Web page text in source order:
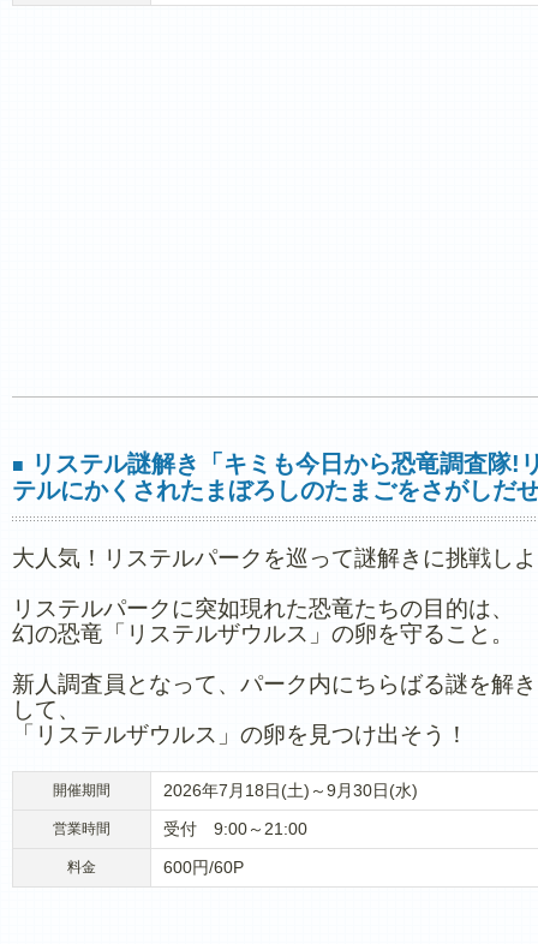
■
リステル謎解き「キミも今日から恐竜調査隊!
テルにかくされたまぼろしのたまごをさがしだ
大人気！リステルパークを巡って謎解きに挑戦し
リステルパークに突如現れた恐竜たちの目的は、
幻の恐竜「リステルザウルス」の卵を守ること。
新人調査員となって、パーク内にちらばる謎を解
して、
「リステルザウルス」の卵を見つけ出そう！
開催期間 2026年7月18日(土)～9月30日(水)
営業時間 受付 9:00～21:00
料金 600円/60P